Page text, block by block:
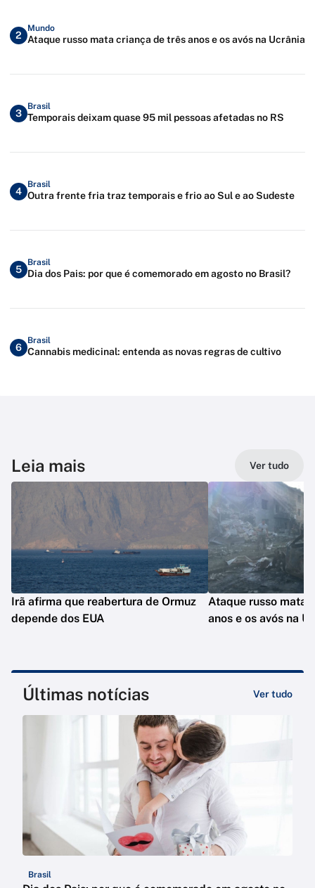
2
Mundo
Ataque russo mata criança de três anos e os avós na Ucrânia
3
Brasil
Temporais deixam quase 95 mil pessoas afetadas no RS
4
Brasil
Outra frente fria traz temporais e frio ao Sul e ao Sudeste
5
Brasil
Dia dos Pais: por que é comemorado em agosto no Brasil?
6
Brasil
Cannabis medicinal: entenda as novas regras de cultivo
Leia mais Ver tudo
Irã afirma que reabertura de Ormuz
depende dos EUA
Ataque russo mata
anos e os avós na
Últimas notícias Ver tudo
Brasil